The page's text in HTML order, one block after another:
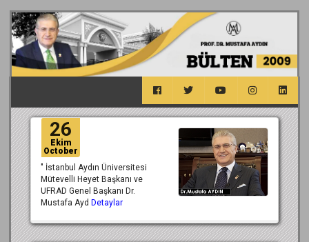
26
Ekim
October
" İstanbul Aydın Üniversitesi
Mütevelli Heyet Başkanı ve
UFRAD Genel Başkanı Dr.
Mustafa Ayd Detaylar